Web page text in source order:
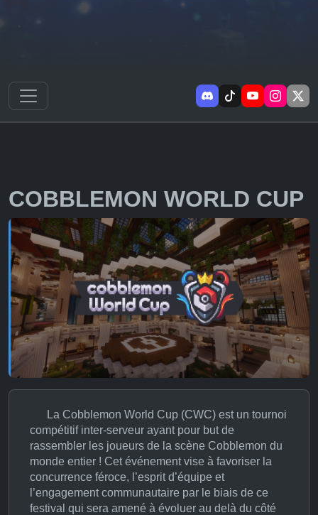
COBBLEMON WORLD CUP
La Cobblemon World Cup (CWC) est un tournoi
compétitif inter-serveur ayant pour but de
rassembler les joueurs de la scène Cobblemon du
monde entier ! Cet événement vise à favoriser la
concurrence féroce, l’esprit d’équipe et
l’engagement communautaire par le biais de ce
festival qui sera amené à évoluer au delà du côté